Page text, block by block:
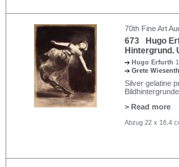
70th Fine Art
673 Hugo
Hintergrund.
Hugo Erfurth
Grete
Silver gelatine
> Read more
Abzug 22 x 16,4